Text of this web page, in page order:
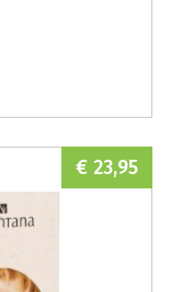
€ 23,95